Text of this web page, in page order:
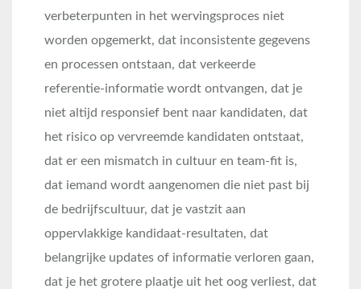
verbeterpunten in het wervingsproces niet
worden opgemerkt, dat inconsistente gegevens
en processen ontstaan, dat verkeerde
referentie-informatie wordt ontvangen, dat je
niet altijd responsief bent naar kandidaten, dat
het risico op vervreemde kandidaten ontstaat,
dat er een mismatch in cultuur en team-fit is,
dat iemand wordt aangenomen die niet past bij
de bedrijfscultuur, dat je vastzit aan
oppervlakkige kandidaat-resultaten, dat
belangrijke updates of informatie verloren gaan,
dat je het grotere plaatje uit het oog verliest, dat